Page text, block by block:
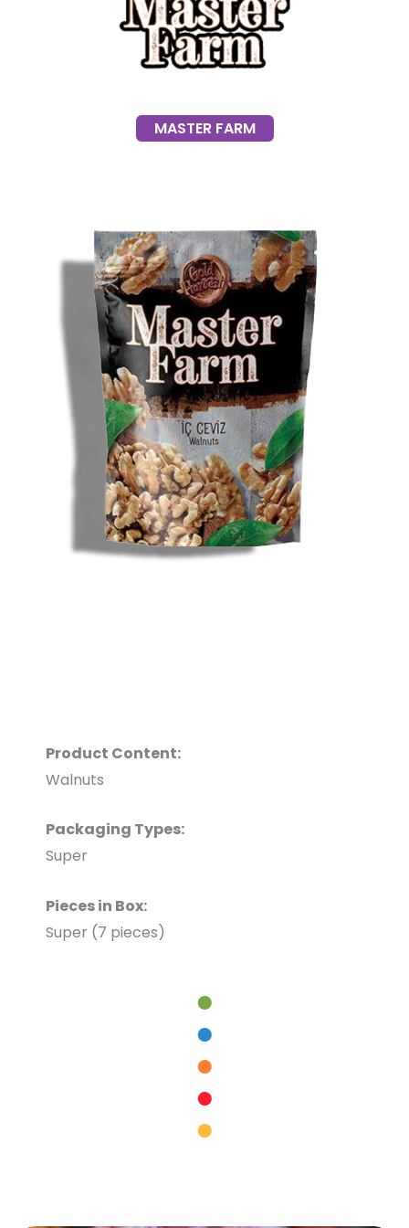
MASTER FARM
Product Content:
Walnuts
Packaging Types:
Super
Pieces in Box:
Super (7 pieces)